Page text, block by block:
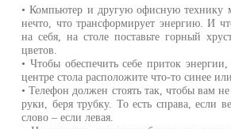
• Компьютер и другую офисную технику
нечто, что трансформирует энергию. И
на себя, на столе поставьте горный
цветов.
• Чтобы обеспечить себе приток
центре стола расположите что-то синее
• Телефон должен стоять так, чтобы вам
руки, беря трубку. То есть справа, если
слово – если левая.